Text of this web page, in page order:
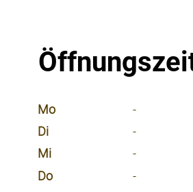
Mo
-
Di
-
Mi
-
Do
-